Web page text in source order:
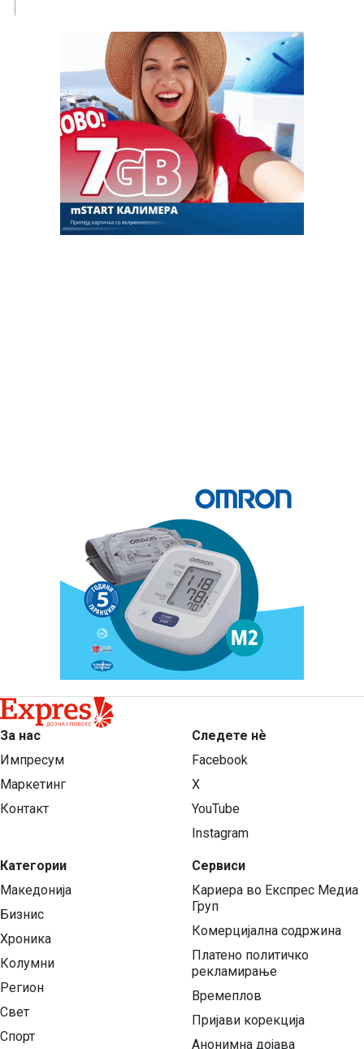
За нас
Импресум
Маркетинг
Контакт
Категории
Македонија
Бизнис
Хроника
Колумни
Регион
Свет
Спорт
Следете нѐ
Facebook
X
YouTube
Instagram
Сервиси
Кариера во Експрес Медиа
Груп
Комерцијална содржина
Платено политичко
рекламирање
Времеплов
Пријави корекција
Анонимна дојава